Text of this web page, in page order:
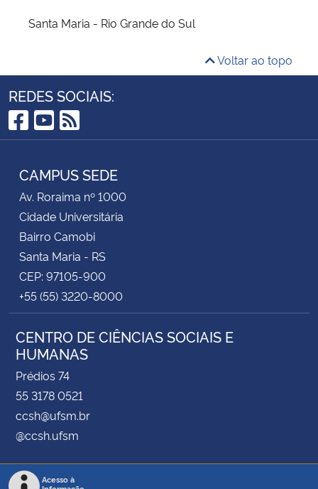
Santa Maria - Rio Grande do Sul
Voltar ao topo
REDES SOCIAIS:
Facebook
YouTube
RSS
CAMPUS SEDE
Av. Roraima nº 1000
Cidade Universitária
Bairro Camobi
Santa Maria - RS
CEP: 97105-900
+55 (55) 3220-8000
CENTRO DE CIÊNCIAS SOCIAIS E
HUMANAS
Prédios 74
55 3178 0521
ccsh@ufsm.br
@ccsh.ufsm
Acesso à